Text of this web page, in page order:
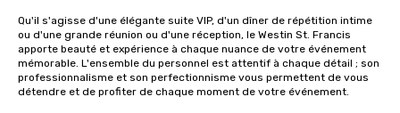
groups, small or large.
experiences can
groups from as few
as 500 guests,
Qu'il s'agisse d'une élégante suite VIP, d'un dîner de répétition intime
ou d'une grande réunion ou d'une réception, le Westin St. Francis
apporte beauté et expérience à chaque nuance de votre événement
mémorable. L'ensemble du personnel est attentif à chaque détail ; son
professionnalisme et son perfectionnisme vous permettent de vous
détendre et de profiter de chaque moment de votre événement.